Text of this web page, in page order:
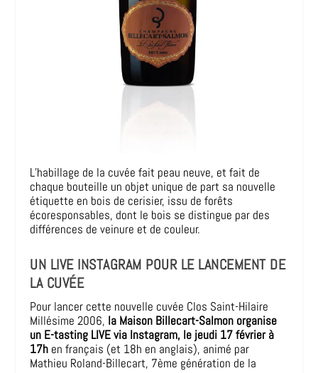
L’habillage de la cuvée fait peau neuve, et fait de
chaque bouteille un objet unique de part sa nouvelle
étiquette en bois de cerisier, issu de forêts
écoresponsables, dont le bois se distingue par des
différences de veinure et de couleur.
UN LIVE INSTAGRAM POUR LE LANCEMENT DE
LA CUVÉE
Pour lancer cette nouvelle cuvée Clos Saint-Hilaire
Millésime 2006, la Maison Billecart-Salmon organise
un E-tasting LIVE via Instagram, le jeudi 17 février à
17h en français (et 18h en anglais), animé par
Mathieu Roland-Billecart, 7ème génération de la